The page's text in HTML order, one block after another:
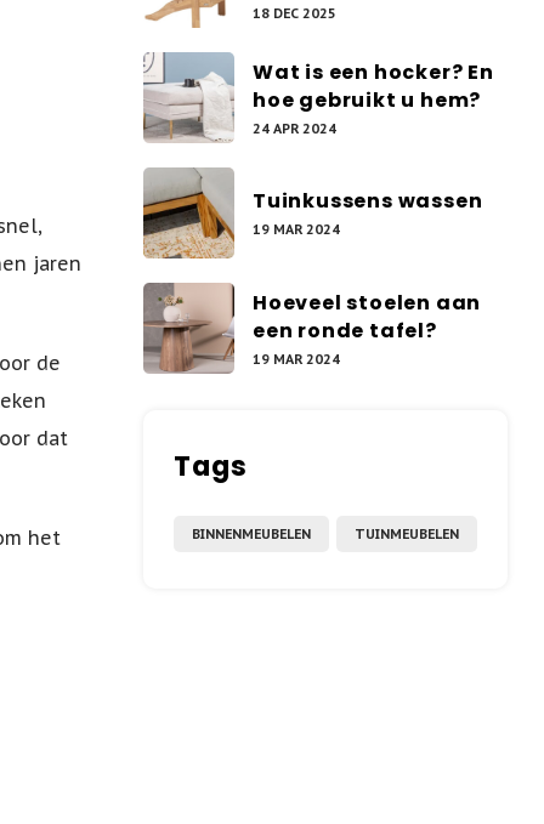
jaren
de
dat
het
18 DEC 2025
Wat is een hocker? En
hoe gebruikt u hem?
24 APR 2024
Tuinkussens wassen
19 MAR 2024
Hoeveel stoelen aan
een ronde tafel?
19 MAR 2024
Tags
BINNENMEUBELEN TUINMEUBELEN